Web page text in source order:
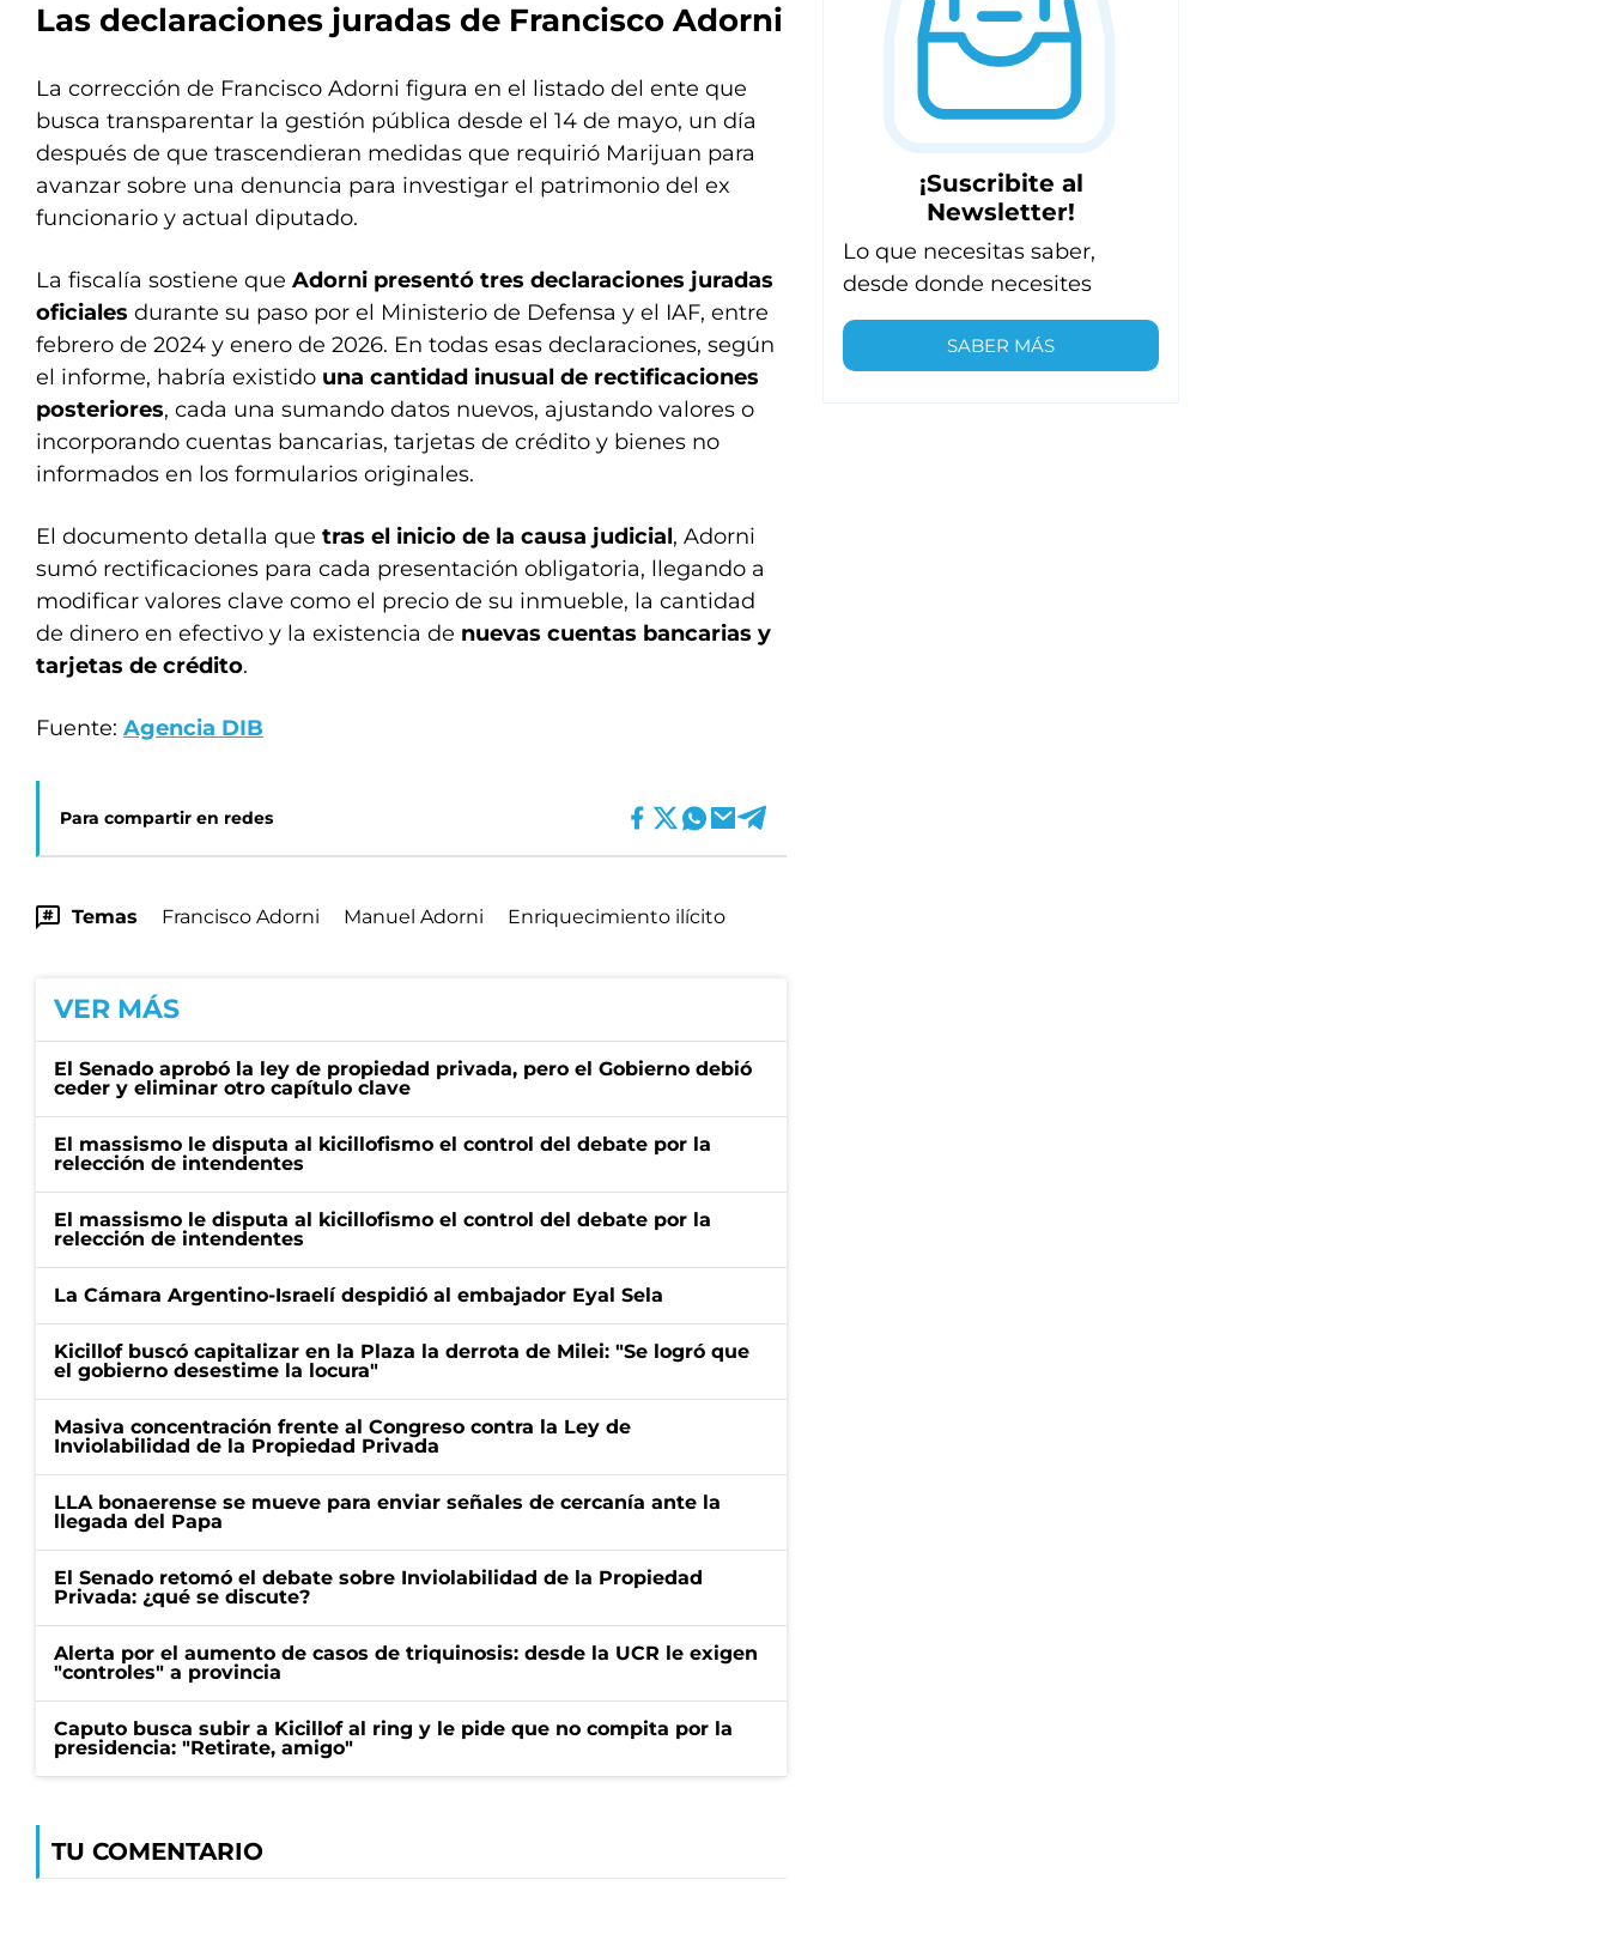
Las declaraciones juradas de Francisco Adorni
La corrección de Francisco Adorni figura en el listado del ente que
busca transparentar la gestión pública desde el 14 de mayo, un día
después de que trascendieran medidas que requirió Marijuan para
avanzar sobre una denuncia para investigar el patrimonio del ex
funcionario y actual diputado.
La fiscalía sostiene que Adorni presentó tres declaraciones juradas
oficiales durante su paso por el Ministerio de Defensa y el IAF, entre
febrero de 2024 y enero de 2026. En todas esas declaraciones, según
el informe, habría existido una cantidad inusual de rectificaciones
posteriores, cada una sumando datos nuevos, ajustando valores o
incorporando cuentas bancarias, tarjetas de crédito y bienes no
informados en los formularios originales.
El documento detalla que tras el inicio de la causa judicial, Adorni
sumó rectificaciones para cada presentación obligatoria, llegando a
modificar valores clave como el precio de su inmueble, la cantidad
de dinero en efectivo y la existencia de nuevas cuentas bancarias y
tarjetas de crédito.
Fuente: Agencia DIB
Para compartir en redes
Temas Francisco Adorni Manuel Adorni Enriquecimiento ilícito
VER MÁS
El Senado aprobó la ley de propiedad privada, pero el Gobierno debió
ceder y eliminar otro capítulo clave
El massismo le disputa al kicillofismo el control del debate por la
relección de intendentes
El massismo le disputa al kicillofismo el control del debate por la
relección de intendentes
La Cámara Argentino-Israelí despidió al embajador Eyal Sela
Kicillof buscó capitalizar en la Plaza la derrota de Milei: "Se logró que
el gobierno desestime la locura"
Masiva concentración frente al Congreso contra la Ley de
Inviolabilidad de la Propiedad Privada
LLA bonaerense se mueve para enviar señales de cercanía ante la
llegada del Papa
El Senado retomó el debate sobre Inviolabilidad de la Propiedad
Privada: ¿qué se discute?
Alerta por el aumento de casos de triquinosis: desde la UCR le exigen
"controles" a provincia
Caputo busca subir a Kicillof al ring y le pide que no compita por la
presidencia: "Retirate, amigo"
TU COMENTARIO
¡Suscribite al
Newsletter!
Lo que necesitas saber,
desde donde necesites
SABER MÁS